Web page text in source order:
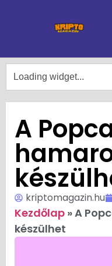
A
kriptomagazin.hu
Kezdőlap »A
készülhet